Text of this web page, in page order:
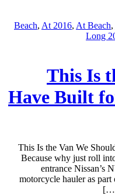
, At 2016, At Beach,
Long
This Is
Have Built
This Is the Van We
Because why just roll
entrance Nissan’s
motorcycle hauler as